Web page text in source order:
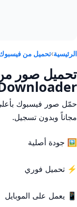
الرئيسية›تحميل من
تحميل صور
حمّل صور فيسبوك
مجاناً وبدون تسجيل.
🖼️ جودة أصلية
⚡ تحميل فوري
📱 يعمل على الموبايل